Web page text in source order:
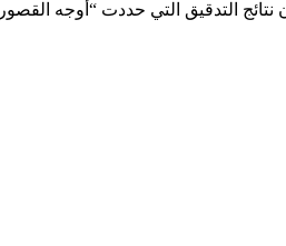
التدقيق التي حددت “أوجه